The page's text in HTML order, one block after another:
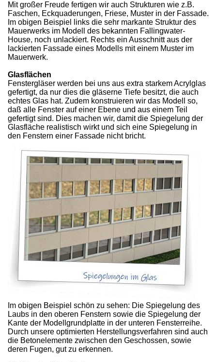
Mit großer Freude fertigen wir auch Strukturen wie z.B.
Faschen, Eckquaderungen, Friese, Muster in der Fassade.
Im obigen Beispiel links die sehr markante Struktur des
Mauerwerks im Modell des bekannten Fallingwater-
House, noch unlackiert. Rechts ein Ausschnitt aus der
lackierten Fassade eines Modells mit einem Muster im
Mauerwerk.
Glasflächen
Fenstergläser werden bei uns aus extra starkem Acrylglas
gefertigt, da nur dies die gläserne Tiefe besitzt, die auch
echtes Glas hat. Zudem konstruieren wir das Modell so,
daß alle Fenster auf einer Ebene und aus einem Teil
gefertigt sind. Dies machen wir, damit die Spiegelung der
Glasfläche realistisch wirkt und sich eine Spiegelung in
den Fenstern einer Fassade nicht bricht.
Im obigen Beispiel schön zu sehen: Die Spiegelung des
Laubs in den oberen Fenstern sowie die Spiegelung der
Kante der Modellgrundplatte in der unteren Fensterreihe.
Durch unsere optimierten Herstellungsverfahren sind auch
die Betonelemente zwischen den Geschossen, sowie
deren Fugen, gut zu erkennen.